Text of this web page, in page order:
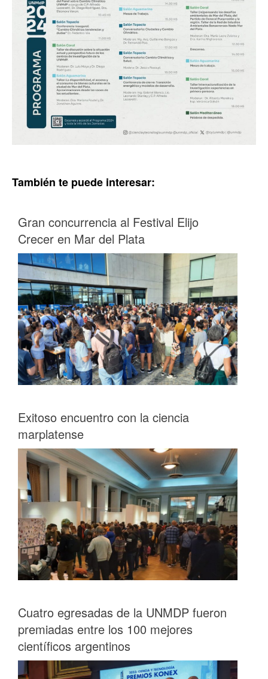
También te puede interesar:
Gran concurrencia al Festival Elijo
Crecer en Mar del Plata
Exitoso encuentro con la ciencia
marplatense
Cuatro egresadas de la UNMDP fueron
premiadas entre los 100 mejores
científicos argentinos